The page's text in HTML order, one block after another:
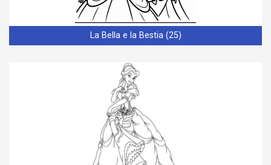
La Bella e la Bestia (25)